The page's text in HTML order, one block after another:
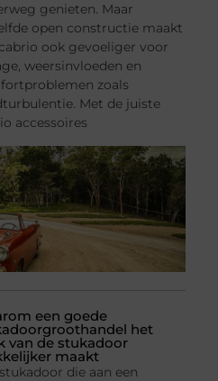
genieten. Maar
open constructie maakt
ook gevoeliger voor
weersinvloeden en
zoals
Met de juiste
accessoires
een goede
het
van de stukadoor
maakt
die aan een